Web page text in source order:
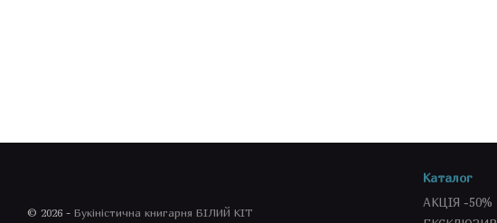
© 2026 - Букіністична книгарня БІЛИЙ КІТ
Каталог
АКЦІЯ -50%